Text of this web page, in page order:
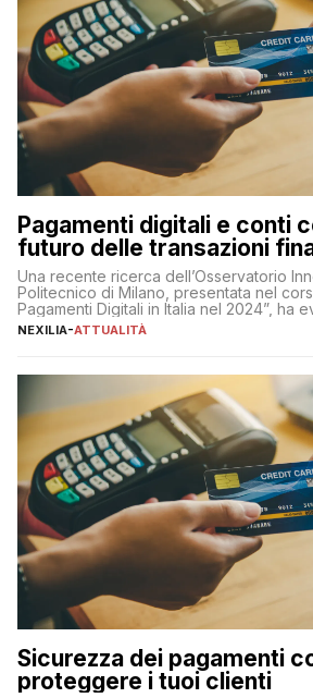
Pagamenti digitali e conti
futuro delle transazioni
Una recente ricerca dell’Osservatorio
Politecnico di Milano, presentata nel
Pagamenti Digitali in Italia nel 2024”, ha
definitivi del primo semestre 2024
NEXILIA-ATTUALITÀ
Sicurezza dei pagamenti
proteggere i tuoi clienti